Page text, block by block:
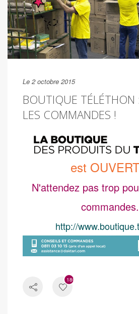
Le 2 octobre 2015
BOUTIQUE TÉLÉTHON
LES COMMANDES !
est
N'attendez pas trop
http://
1800